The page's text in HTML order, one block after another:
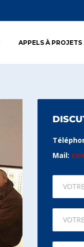
APPELS À PROJETS
Mail: